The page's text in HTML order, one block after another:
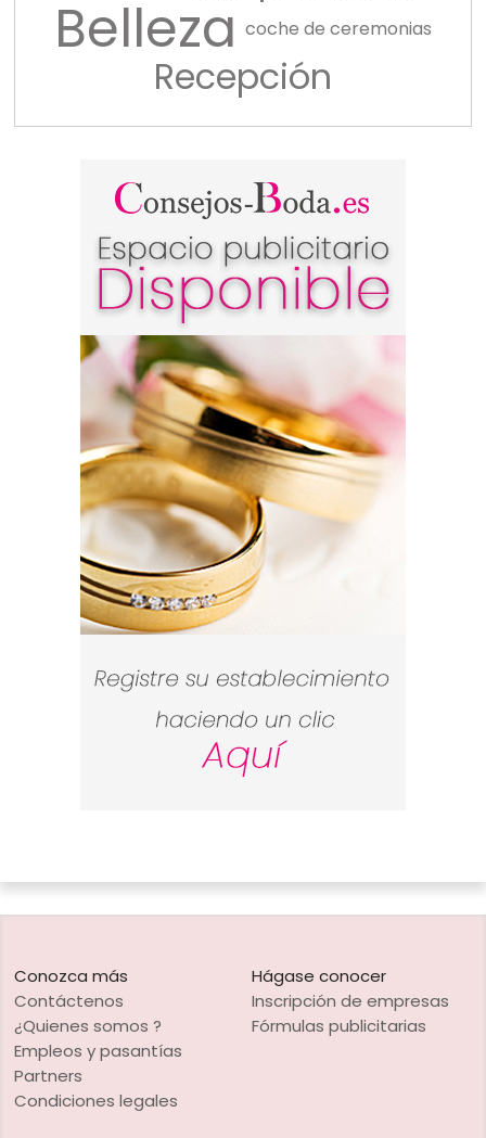
Belleza coche de ceremonias
Recepción
Conozca más
Contáctenos
¿Quienes somos ?
Empleos y pasantías
Partners
Condiciones legales
Hágase conocer
Inscripción de empresas
Fórmulas publicitarias